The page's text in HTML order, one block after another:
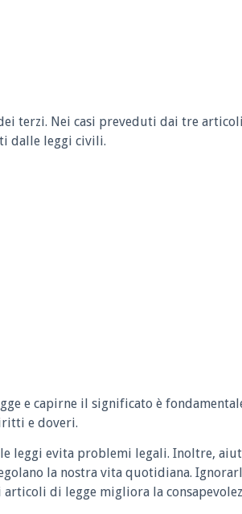
terzi. Nei casi preveduti dai tre
dalle leggi civili.
e capirne il significato è
e doveri.
leggi evita problemi legali. Inoltre,
la nostra vita quotidiana.
di legge migliora la